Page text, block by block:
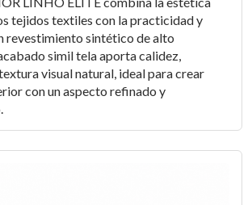
tejidos textiles con la practicidad y
revestimiento sintético de alto
simil tela aporta calidez,
visual natural, ideal para crear
con un aspecto refinado y